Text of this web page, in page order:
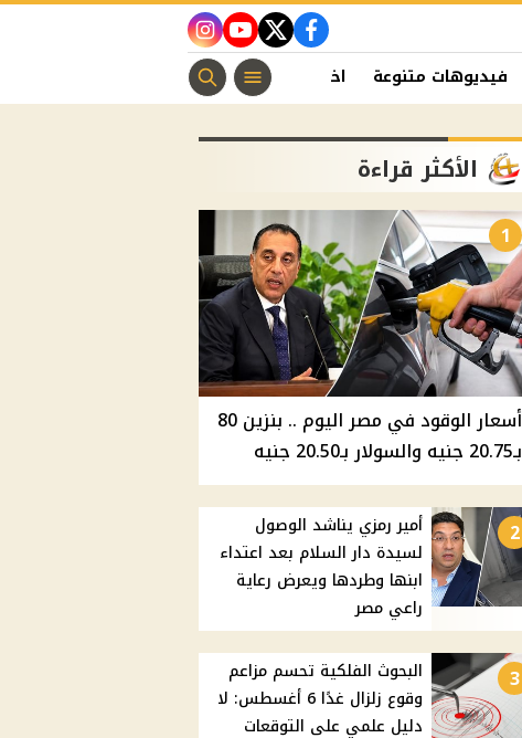
facebook
twitter
youtube
instagram
فيديوهات متنوعة اخبار الفن منوعات مسيحية
الأكثر قراءة
1
أسعار الوقود في مصر اليوم .. بنزين 80
بـ20.75 جنيه والسولار بـ20.50 جنيه
2
أمير رمزي يناشد الوصول
لسيدة دار السلام بعد اعتداء
ابنها وطردها ويعرض رعاية
راعي مصر
3
البحوث الفلكية تحسم مزاعم
وقوع زلزال غدًا 6 أغسطس: لا
دليل علمي على التوقعات